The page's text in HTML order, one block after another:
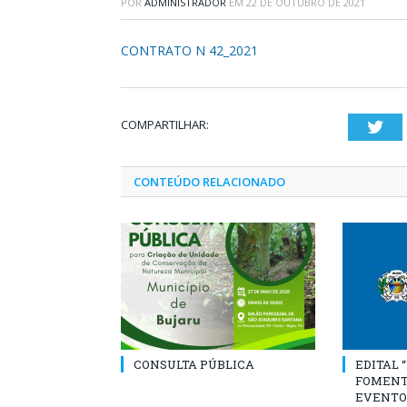
CONTRATO N 42_2021
COMPARTILHAR:
CONTEÚDO RELACIONADO
CONSULTA PÚBLICA
EDITAL
EVENTO